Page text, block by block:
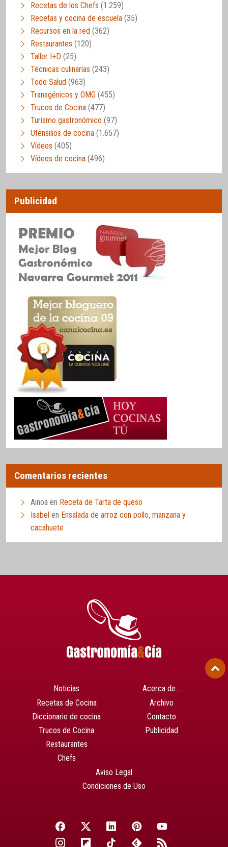
Recetas de los Chefs (1.259)
Recetas y cocina de escuela (35)
Recursos en la red (362)
Restaurantes (120)
Taller I+D (25)
Técnicas culinarias (243)
Todo Salud (963)
Transgénicos y OMG (455)
Trucos de Cocina (477)
Turismo gastronómico (97)
Utensilios de cocina (1.657)
Vídeos (405)
Vídeos de cocina (496)
Publicidad
Comentarios recientes
Ainoa en Receta de Tarta de queso
Isabel en Ensalada de arroz con pollo, manzana y
cacahuete
Noticias
Recetas de Cocina
Diccionario de cocina
Trucos de Cocina
Restaurantes
Chefs
Acerca de…
Archivo
Contacto
Publicidad
Aviso Legal
Condiciones de Uso